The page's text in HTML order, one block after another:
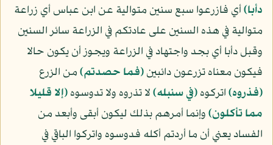
دأبا﴾أي فازرعوا سبع سنين متوالية عن ابن عباس أي زراعة
متوالية في هذه السنين على عادتكم في الزراعة سائر السنين
وقبل دأبا أي بجد واجتهاد في الزراعة ويجوز أن يكون حالا
فيكون معناه تزرعون دائبين﴿فما حصدتم﴾من الزرع
﴿فذروه﴾اتركوه﴿في سنبله﴾لا تذروه ولا تدوسوه﴿إلا قليلا
مما تأكلون﴾وإنما أمرهم بذلك ليكون أبقى وأبعد من
الفساد يعني أن ما أردتم أكله فدوسوه واتركوا الباقي في